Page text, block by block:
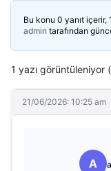
Bu konu 0 yanıt içerir,
admin tarafından
1 yazı görüntüleniyor
21/06/2026: 10:25 am
A